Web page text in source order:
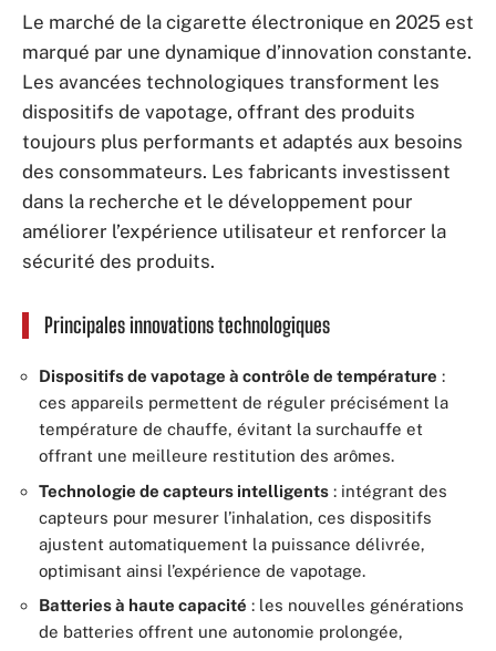
Le marché de la cigarette électronique en 2025 est
marqué par une dynamique d’innovation constante.
Les avancées technologiques transforment les
dispositifs de vapotage, offrant des produits
toujours plus performants et adaptés aux besoins
des consommateurs. Les fabricants investissent
dans la recherche et le développement pour
améliorer l’expérience utilisateur et renforcer la
sécurité des produits.
Principales innovations technologiques
Dispositifs de vapotage à contrôle de température :
ces appareils permettent de réguler précisément la
température de chauffe, évitant la surchauffe et
offrant une meilleure restitution des arômes.
Technologie de capteurs intelligents : intégrant des
capteurs pour mesurer l’inhalation, ces dispositifs
ajustent automatiquement la puissance délivrée,
optimisant ainsi l’expérience de vapotage.
Batteries à haute capacité : les nouvelles générations
de batteries offrent une autonomie prolongée,